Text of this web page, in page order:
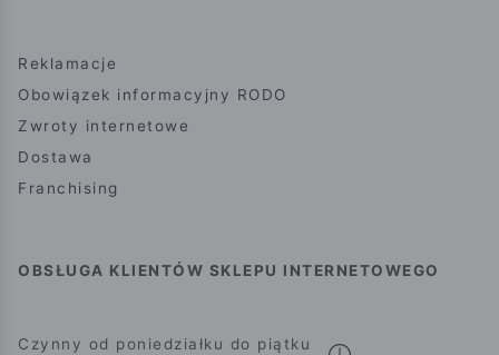
Reklamacje
Obowiązek informacyjny RODO
Zwroty internetowe
Dostawa
Franchising
OBSŁUGA KLIENTÓW SKLEPU INTERNETOWEGO
Czynny od poniedziałku do piątku